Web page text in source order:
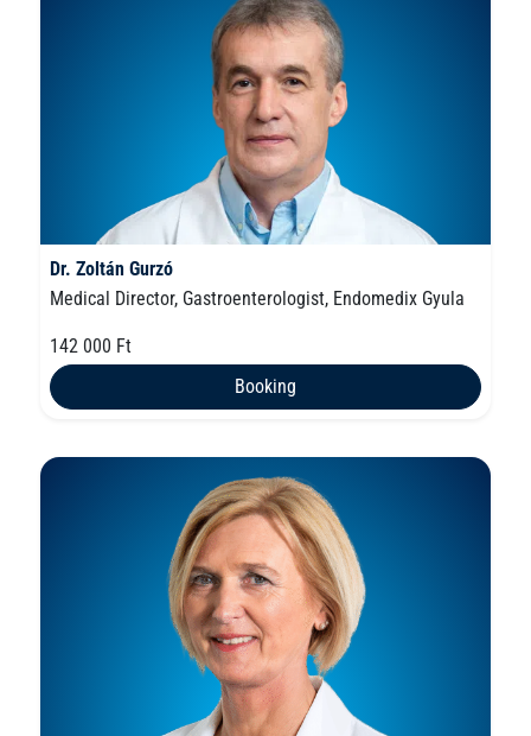
Dr. Zoltán Gurzó
Medical Director, Gastroenterologist, Endomedix Gyula
142 000 Ft
Booking